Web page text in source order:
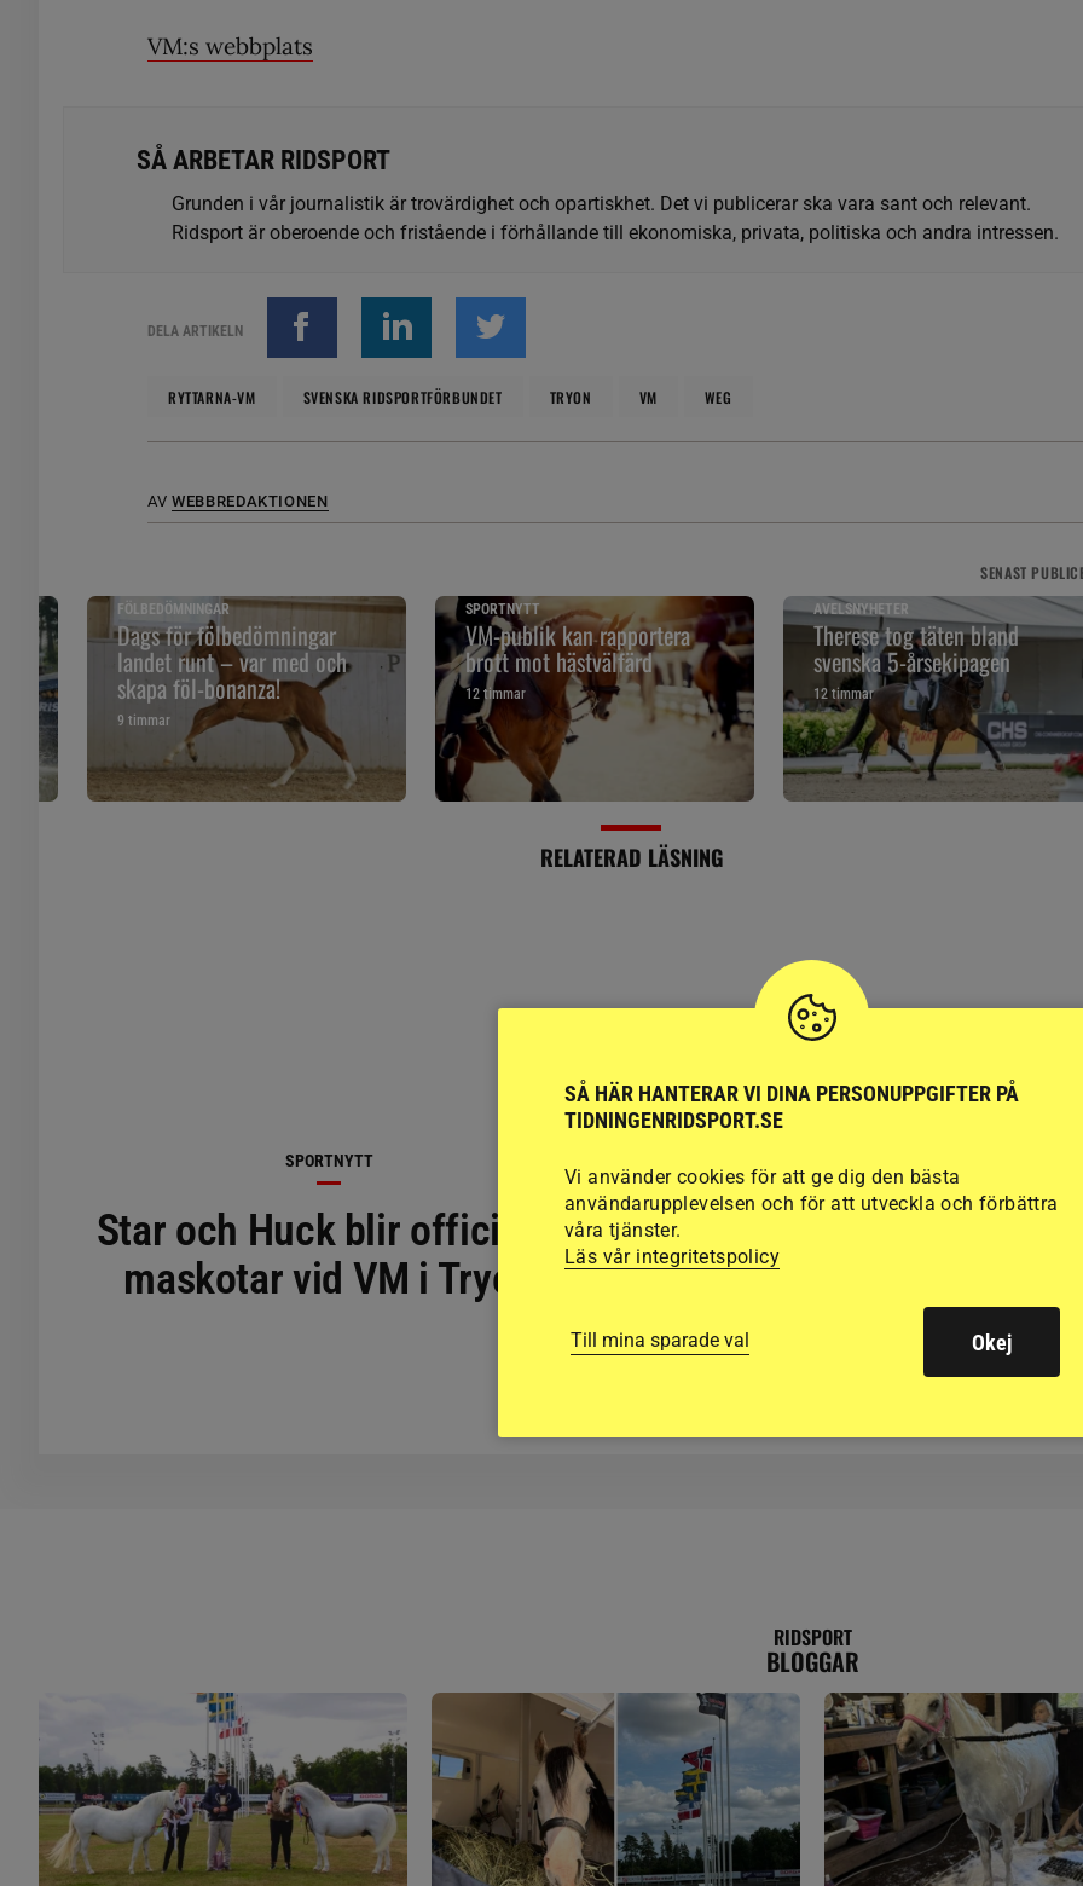
VM:s webbplats
SÅ ARBETAR RIDSPORT
Grunden i vår journalistik är trovärdighet och opartiskhet. Det vi publicerar ska vara sant och relevant.
Ridsport är oberoende och fristående i förhållande till ekonomiska, privata, politiska och andra intressen.
DELA ARTIKELN
RYTTARNA-VM SVENSKA RIDSPORTFÖRBUNDET TRYON VM WEG
AV WEBBREDAKTIONEN
SENAST
FÖLBEDÖMNINGAR
Dags för fölbedömningar
landet runt – var med och
skapa föl-bonanza!
9 timmar
SPORTNYTT
VM-publik kan rapportera
brott mot hästvälfärd
12 timmar
AVELSNYHETER
Therese tog täten bland
svenska 5-årsekipagen
12 timmar
RELATERAD LÄSNING
SPORTNYTT
Star och Huck blir officiella
maskotar vid VM i Tryon
förtroendekris – här
styrelsen bakom
RIDSPORT
BLOGGAR
SÅ HÄR HANTERAR VI DINA PERSONUPPGIFTER PÅ
TIDNINGENRIDSPORT.SE
Vi använder cookies för att ge dig den bästa
användarupplevelsen och för att utveckla och förbättra
våra tjänster.
Läs vår integritetspolicy
Till mina sparade val Okej